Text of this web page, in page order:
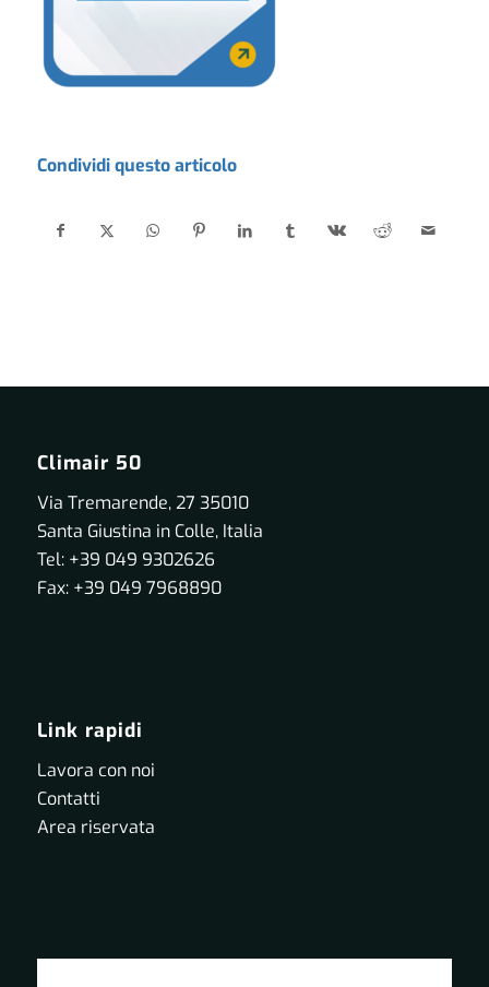
Condividi questo articolo
Climair 50
Via Tremarende, 27 35010
Santa Giustina in Colle, Italia
Tel: +39 049 9302626
Fax: +39 049 7968890
Link rapidi
Lavora con noi
Contatti
Area riservata